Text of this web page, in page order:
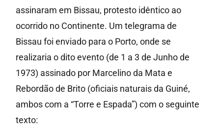
assinaram em Bissau, protesto idêntico ao
ocorrido no Continente. Um telegrama de
Bissau foi enviado para o Porto, onde se
realizaria o dito evento (de 1 a 3 de Junho de
1973) assinado por Marcelino da Mata e
Rebordão de Brito (oficiais naturais da Guiné,
ambos com a “Torre e Espada”) com o seguinte
texto: